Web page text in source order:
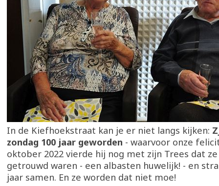
In de Kiefhoekstraat kan je er niet langs kijken:
zondag 100 jaar geworden - waarvoor onze
oktober 2022 vierde hij nog met zijn Trees dat
getrouwd waren - een albasten huwelijk! - en
jaar samen. En ze worden dat niet moe!